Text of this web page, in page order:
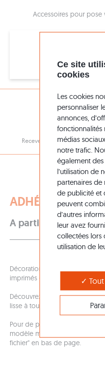
Accessoires pour pose
05
NOTRE
Recevez toutes nos
ADHÉSIFS
A partir de6,90 €HT
Décoration de vitres, habillage
imprimés événementiels...
Découvrez les adhésifs
lisse à tout petit prix !
Pour de plus amples
modèle merci de vous référer
fichier" en bas de page.
Ce site
cookies
Les cookies
personnaliser
annonces,
fonctionnalités
médias
notre trafic.
également
l’utilisation de
partenaires de
de publicité et
peuvent
d’autres
leur avez
collectées lors
utilisation de